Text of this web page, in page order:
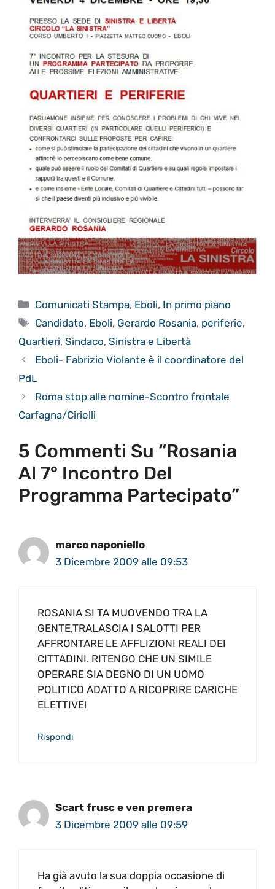
Categorie
Comunicati Stampa, Eboli, In primo piano
Tag
Candidato, Eboli, Gerardo Rosania, periferie,
Quartieri, Sindaco, Sinistra e Libertà
Eboli- Fabrizio Violante è il coordinatore del
PdL
Roma stop alle nomine-Scontro frontale
Carfagna/Cirielli
5 Commenti Su “Rosania
Al 7° Incontro Del
Programma Partecipato”
marco naponiello
3 Dicembre 2009 alle 09:53
ROSANIA SI TA MUOVENDO TRA LA
GENTE,TRALASCIA I SALOTTI PER
AFFRONTARE LE AFFLIZIONI REALI DEI
CITTADINI. RITENGO CHE UN SIMILE
OPERARE SIA DEGNO DI UN UOMO
POLITICO ADATTO A RICOPRIRE CARICHE
ELETTIVE!
Rispondi
Scart frusc e ven premera
3 Dicembre 2009 alle 09:59
Ha già avuto la sua doppia occasione di